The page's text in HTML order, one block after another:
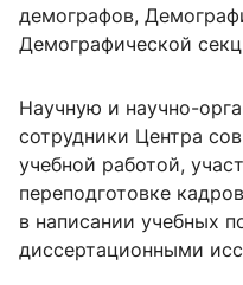
демографов,
Демографической
Научную и научно-
сотрудники Центра
учебной работой,
переподготовке
в написании учебных
диссертационными